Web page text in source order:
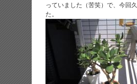
っていました（苦笑）で、今回
た。